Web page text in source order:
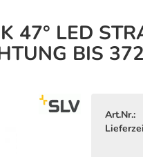
Konto
47° LED
BIS
Art.Nr.: